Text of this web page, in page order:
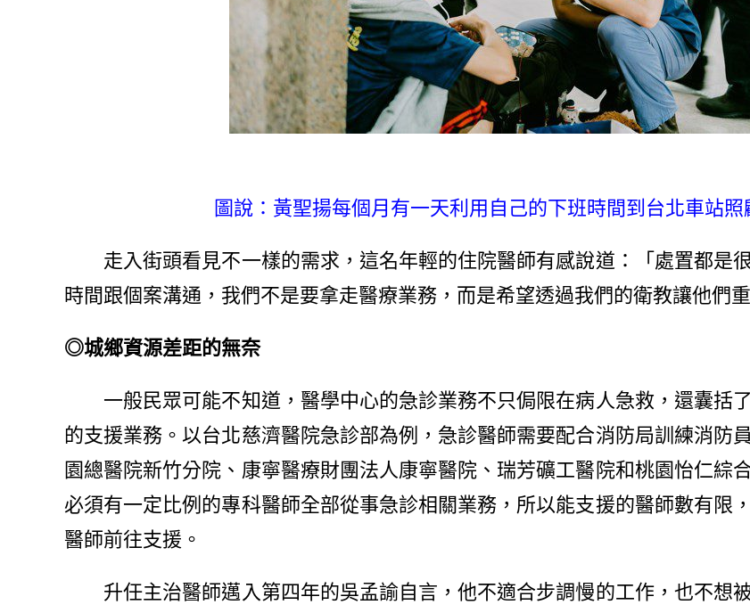
圖說：黃聖揚每個月有一天利用自己的下班時間到台北車站
走入街頭看見不一樣的需求，這名年輕的住院醫師有感說道：「處置都是
時間跟個案溝通，我們不是要拿走醫療業務，而是希望透過我們的衛教讓他們
◎城鄉資源差距的無奈
一般民眾可能不知道，醫學中心的急診業務不只侷限在病人急救，還囊括
的支援業務。以台北慈濟醫院急診部為例，急診醫師需要配合消防局訓練消防
園總醫院新竹分院、康寧醫療財團法人康寧醫院、瑞芳礦工醫院和桃園怡仁綜
必須有一定比例的專科醫師全部從事急診相關業務，所以能支援的醫師數有限
醫師前往支援。
升任主治醫師邁入第四年的吳孟諭自言，他不適合步調慢的工作，也不想